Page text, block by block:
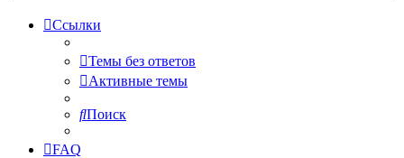
Ссылки
Темы без ответов
Активные темы
Поиск
FAQ